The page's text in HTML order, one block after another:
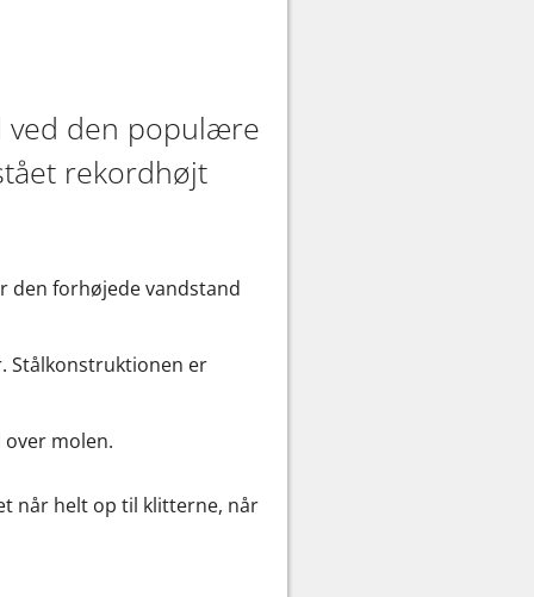
ved den populære
rekordhøjt
den forhøjede vandstand
Stålkonstruktionen er
molen.
når helt op til klitterne, når